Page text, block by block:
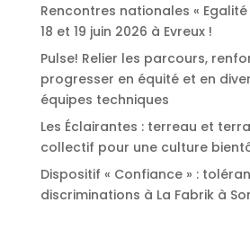
Rencontres nationales «
18 et 19 juin 2026 à Evreux !
Pulse! Relier les parcours,
progresser en équité et en
équipes techniques
Les Éclairantes : terreau et
collectif pour une culture
Dispositif « Confiance » :
discriminations à La Fabrik à